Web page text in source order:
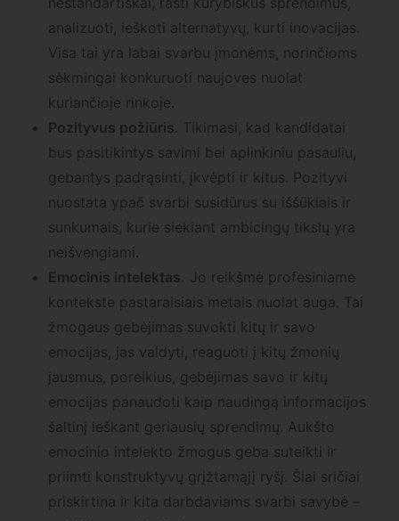
analizuoti, ieškoti alternatyvų, kurti inovacijas.
Visa tai yra labai svarbu įmonėms, norinčioms
sėkmingai konkuruoti naujoves nuolat
kuriančioje rinkoje.
Pozityvus požiūris. Tikimasi, kad kandidatai
bus pasitikintys savimi bei aplinkiniu pasauliu,
gebantys padrąsinti, įkvėpti ir kitus. Pozityvi
nuostata ypač svarbi susidūrus su iššūkiais ir
sunkumais, kurie siekiant ambicingų tikslų yra
neišvengiami.
Emocinis intelektas. Jo reikšmė profesiniame
kontekste pastaraisiais metais nuolat auga. Tai
žmogaus gebėjimas suvokti kitų ir savo
emocijas, jas valdyti, reaguoti į kitų žmonių
jausmus, poreikius, gebėjimas savo ir kitų
emocijas panaudoti kaip naudingą informacijos
šaltinį ieškant geriausių sprendimų. Aukšto
emocinio intelekto žmogus geba suteikti ir
priimti konstruktyvų grįžtamąjį ryšį. Šiai sričiai
priskirtina ir kita darbdaviams svarbi savybė –